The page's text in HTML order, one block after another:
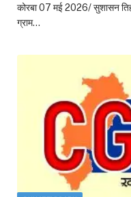
कोरबा 07 मई 2026/ सुशासन
ग्राम…